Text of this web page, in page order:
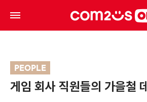
PEOPLE
게임 회사 직원들의 가을철